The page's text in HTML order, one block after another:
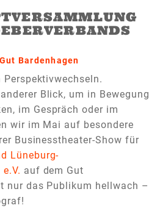
Bardenhagen
Blick, um in Bewegung
im Gespräch oder im
wir im Mai auf besondere
Businesstheater-Show für
Lüneburg-
e.V. auf dem Gut
nur das Publikum hellwach –